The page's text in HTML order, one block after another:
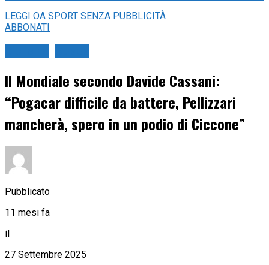
LEGGI OA SPORT SENZA PUBBLICITÀ
ABBONATI
Il Mondiale secondo Davide Cassani:
“Pogacar difficile da battere, Pellizzari
mancherà, spero in un podio di Ciccone”
Pubblicato
11 mesi fa
il
27 Settembre 2025